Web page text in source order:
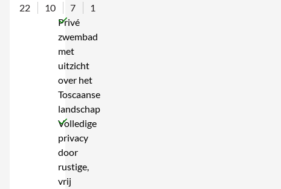
22
10 7
1
Privé
zwembad
met
uitzicht
over het
Toscaanse
landschap
Volledige
privacy
door
rustige,
vrij